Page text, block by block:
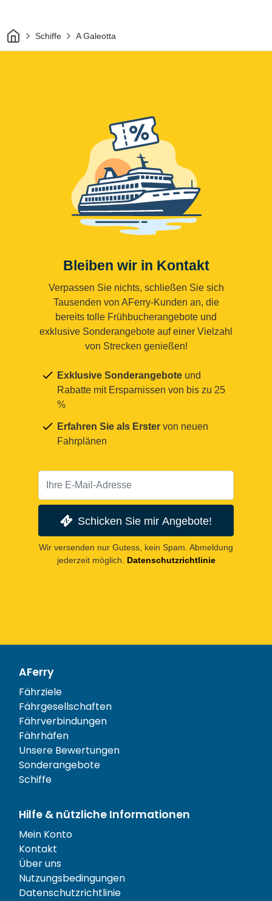
HeimSchiffe A Galeotta
Bleiben wir in Kontakt
Verpassen Sie nichts, schließen Sie sich
Tausenden von AFerry-Kunden an, die
bereits tolle Frühbucherangebote und
exklusive Sonderangebote auf einer Vielzahl
von Strecken genießen!
Exklusive Sonderangebote und
Rabatte mit Ersparnissen von bis zu 25
%
Erfahren Sie als Erster von neuen
Fahrplänen
Schicken Sie mir Angebote!
Wir versenden nur Gutess, kein Spam. Abmeldung
jederzeit möglich.
Datenschutzrichtlinie
AFerry
Fährziele
Fährgesellschaften
Fährverbindungen
Fährhäfen
Unsere Bewertungen
Sonderangebote
Schiffe
Hilfe & nützliche Informationen
Mein Konto
Kontakt
Über uns
Nutzungsbedingungen
Datenschutzrichtlinie